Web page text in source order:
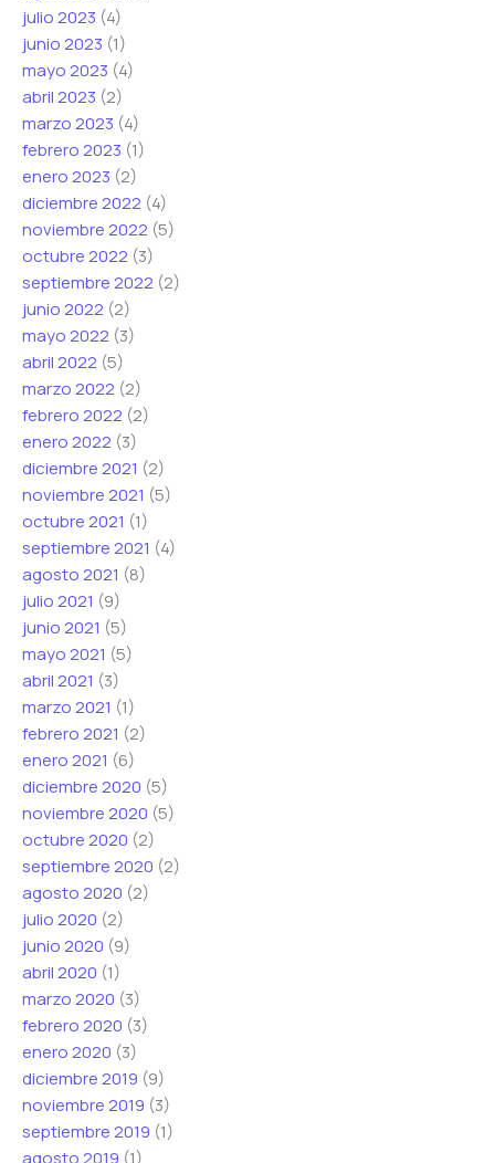
julio 2023 (4)
junio 2023 (1)
mayo 2023 (4)
abril 2023 (2)
marzo 2023 (4)
febrero 2023 (1)
enero 2023 (2)
diciembre 2022 (4)
noviembre 2022 (5)
octubre 2022 (3)
septiembre 2022 (2)
junio 2022 (2)
mayo 2022 (3)
abril 2022 (5)
marzo 2022 (2)
febrero 2022 (2)
enero 2022 (3)
diciembre 2021 (2)
noviembre 2021 (5)
octubre 2021 (1)
septiembre 2021 (4)
agosto 2021 (8)
julio 2021 (9)
junio 2021 (5)
mayo 2021 (5)
abril 2021 (3)
marzo 2021 (1)
febrero 2021 (2)
enero 2021 (6)
diciembre 2020 (5)
noviembre 2020 (5)
octubre 2020 (2)
septiembre 2020 (2)
agosto 2020 (2)
julio 2020 (2)
junio 2020 (9)
abril 2020 (1)
marzo 2020 (3)
febrero 2020 (3)
enero 2020 (3)
diciembre 2019 (9)
noviembre 2019 (3)
septiembre 2019 (1)
agosto 2019 (1)